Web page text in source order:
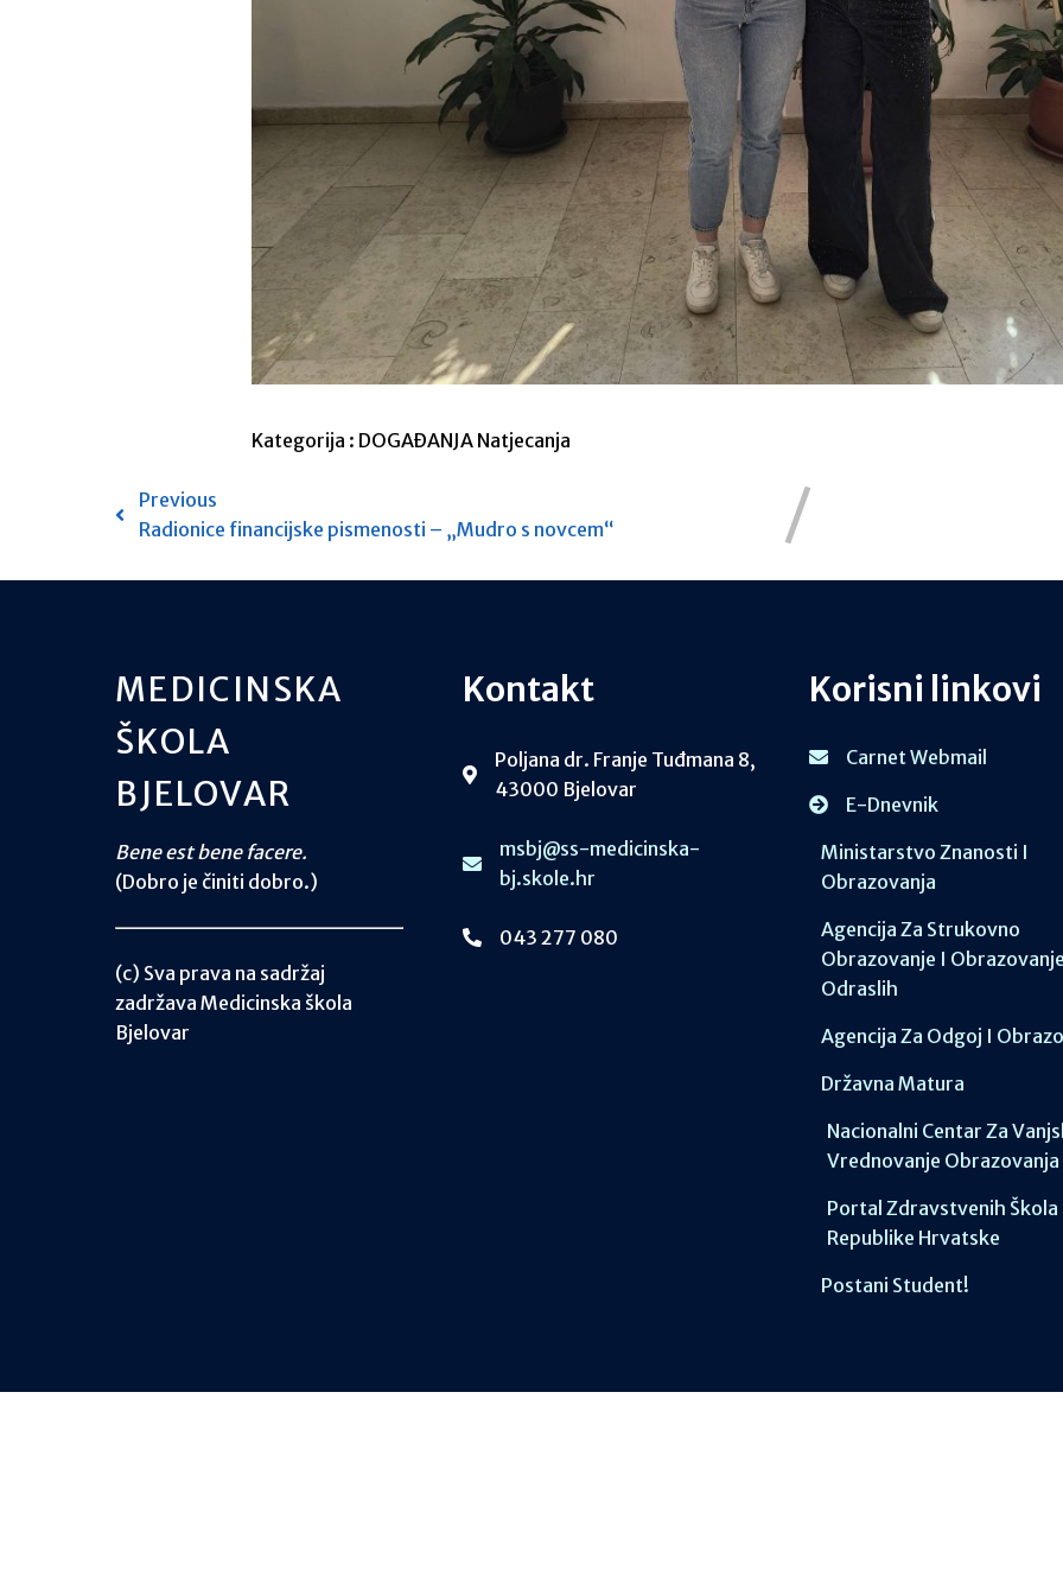
Kategorija : DOGAĐANJA Natjecanja
Previous
Radionice financijske pismenosti – „Mudro s novcem“
MEDICINSKA
ŠKOLA
BJELOVAR
Bene est bene facere.
(Dobro je činiti dobro.)
(c) Sva prava na sadržaj
zadržava Medicinska škola
Bjelovar
Kontakt
Poljana dr. Franje Tuđmana 8,
43000 Bjelovar
msbj@ss-medicinska-
bj.skole.hr
043 277 080
Korisni linkovi
Carnet Webmail
E-Dnevnik
Ministarstvo Znanosti I
Obrazovanja
Agencija Za Strukovno
Obrazovanje I
Odraslih
Agencija Za Odgoj I
Državna Matura
Nacionalni Centar Za
Vrednovanje Obrazovanja
Portal Zdravstvenih Škola
Republike Hrvatske
Postani Student!